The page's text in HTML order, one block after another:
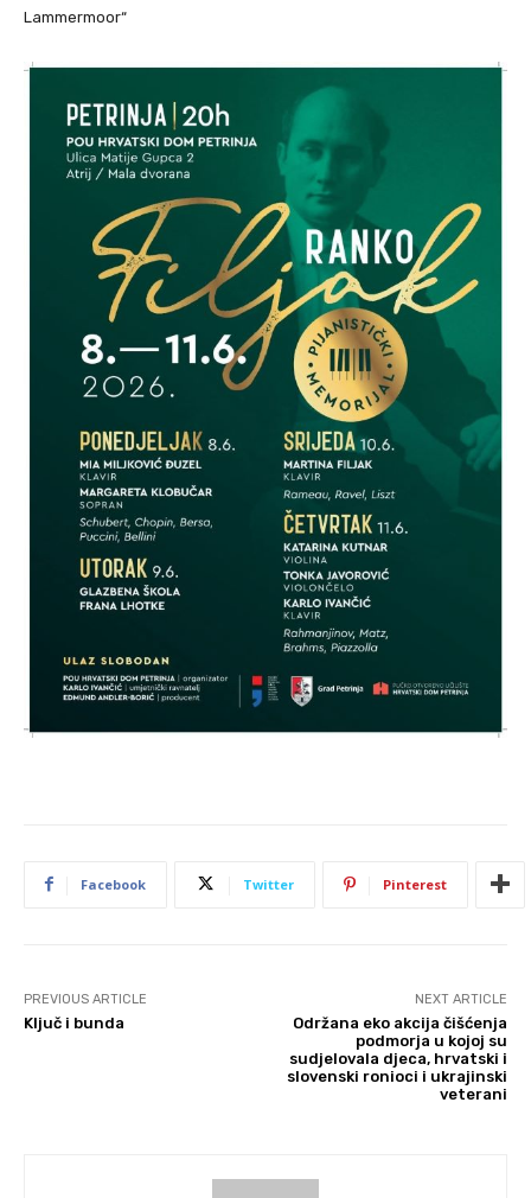
Lammermoor“
Facebook Twitter Pinterest
PREVIOUS ARTICLE
Ključ i bunda
NEXT ARTICLE
Održana eko akcija čišćenja
podmorja u kojoj su
sudjelovala djeca, hrvatski i
slovenski ronioci i ukrajinski
veterani